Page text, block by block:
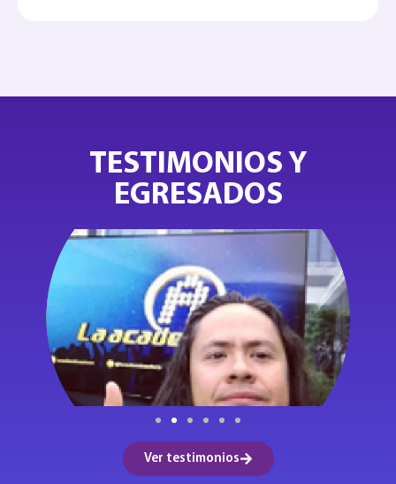
TESTIMONIOS Y
EGRESADOS
Ver testimonios